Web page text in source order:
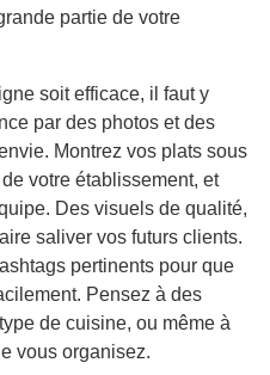
partie de votre
soit efficace, il faut y
par des photos et des
Montrez vos plats sous
votre établissement, et
Des visuels de qualité,
saliver vos futurs clients.
pertinents pour que
Pensez à des
de cuisine, ou même à
vous organisez.